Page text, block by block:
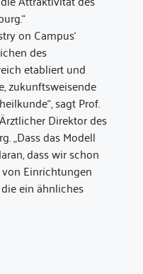
on Campus‘
des
etabliert und
zukunftsweisende
sagt Prof.
Direktor des
„Dass das Modell
dass wir schon
Einrichtungen
ein ähnliches